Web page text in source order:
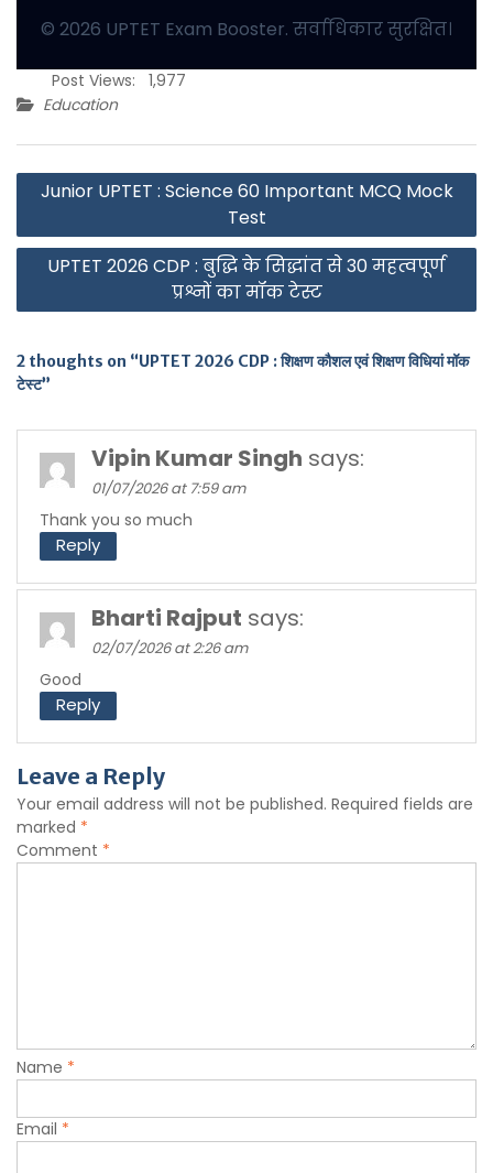
© 2026 UPTET Exam Booster. सर्वाधिकार सुरक्षित।
Post Views:
1,977
Education
Post
navigation
Junior UPTET : Science 60 Important MCQ Mock
Test
UPTET 2026 CDP : बुद्धि के सिद्धांत से 30 महत्वपूर्ण
प्रश्नों का मॉक टेस्ट
2 thoughts on “UPTET 2026 CDP : शिक्षण कौशल एवं शिक्षण विधियां मॉक
टेस्ट”
Vipin Kumar Singh says:
01/07/2026 at 7:59 am
Thank you so much
Reply
Bharti Rajput says:
02/07/2026 at 2:26 am
Good
Reply
Leave a Reply
Your email address will not be published. Required fields are
marked *
Comment *
Name *
Email *